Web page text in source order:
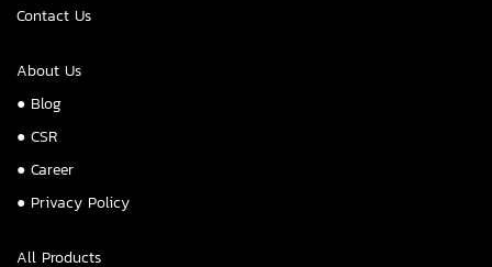
Contact Us
About Us
● Blog
● CSR
● Career
● Privacy Policy
All Products